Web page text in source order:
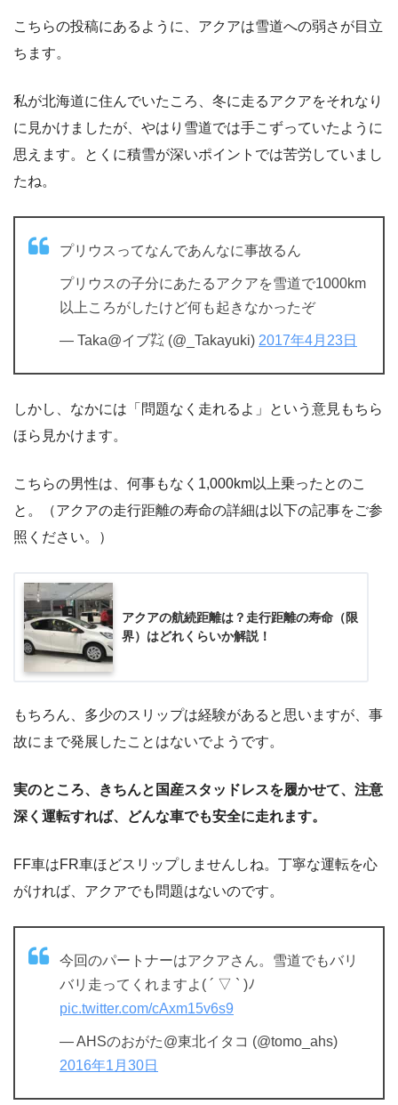
こちらの投稿にあるように、アクアは雪道への弱さが目立
ちます。
私が北海道に住んでいたころ、冬に走るアクアをそれなり
に見かけましたが、やはり雪道では手こずっていたように
思えます。とくに積雪が深いポイントでは苦労していまし
たね。
プリウスってなんであんなに事故るん
プリウスの子分にあたるアクアを雪道で1000km
以上ころがしたけど何も起きなかったぞ
— Taka@イブ㌠ (@_Takayuki) 2017年4月23日
しかし、なかには「問題なく走れるよ」という意見もちら
ほら見かけます。
こちらの男性は、何事もなく1,000km以上乗ったとのこ
と。（アクアの走行距離の寿命の詳細は以下の記事をご参
照ください。）
アクアの航続距離は？走行距離の寿命（限
界）はどれくらいか解説！
もちろん、多少のスリップは経験があると思いますが、事
故にまで発展したことはないでようです。
実のところ、きちんと国産スタッドレスを履かせて、注意
深く運転すれば、どんな車でも安全に走れます。
FF車はFR車ほどスリップしませんしね。丁寧な運転を心
がければ、アクアでも問題はないのです。
今回のパートナーはアクアさん。雪道でもバリ
バリ走ってくれますよ( ´ ▽ ` )ﾉ
pic.twitter.com/cAxm15v6s9
— AHSのおがた@東北イタコ (@tomo_ahs)
2016年1月30日